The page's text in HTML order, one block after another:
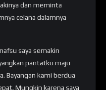
dan meminta
celana dalamnya
saya semakin
pantatku maju
Bayangan kami berdua
Mungkin karena saya